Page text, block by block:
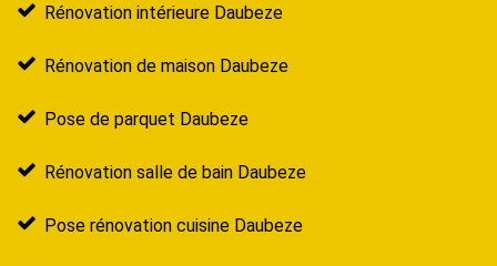
Rénovation intérieure Daubeze
Rénovation de maison Daubeze
Pose de parquet Daubeze
Rénovation salle de bain Daubeze
Pose rénovation cuisine Daubeze